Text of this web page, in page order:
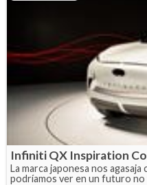
Infiniti QX Inspiration
La marca japonesa nos
podríamos ver en un futuro no